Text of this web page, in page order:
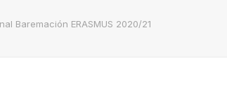
Baremación ERASMUS 2020/21